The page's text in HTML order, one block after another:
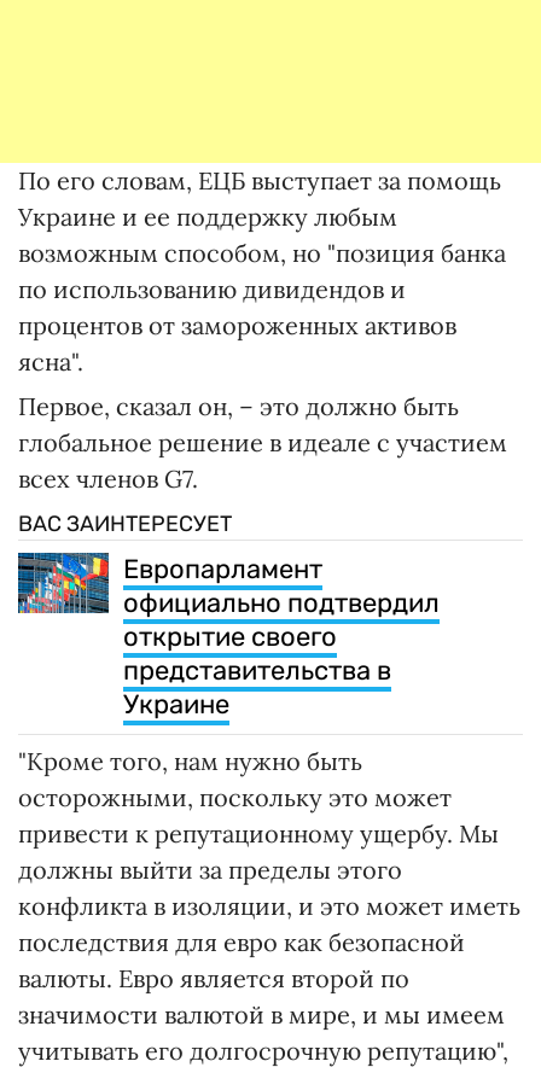
По его словам, ЕЦБ выступает за помощь
Украине и ее поддержку любым
возможным способом, но "позиция банка
по использованию дивидендов и
процентов от замороженных активов
ясна".
Первое, сказал он, – это должно быть
глобальное решение в идеале с участием
всех членов G7.
ВАС ЗАИНТЕРЕСУЕТ
Европарламент
официально подтвердил
открытие своего
представительства в
Украине
"Кроме того, нам нужно быть
осторожными, поскольку это может
привести к репутационному ущербу. Мы
должны выйти за пределы этого
конфликта в изоляции, и это может иметь
последствия для евро как безопасной
валюты. Евро является второй по
значимости валютой в мире, и мы имеем
учитывать его долгосрочную репутацию",